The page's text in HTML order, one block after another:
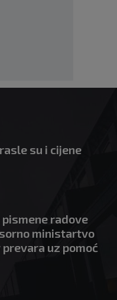
su i cijene
pismene radove
ministartvo
uz pomoć